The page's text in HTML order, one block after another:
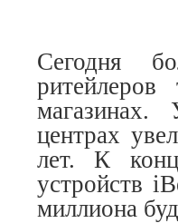
Cегодня
магазинах.
центрах
лет. К
устройств
миллиона